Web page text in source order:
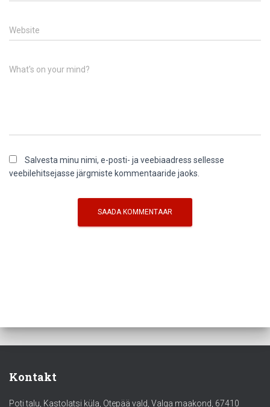
Website
What's on your mind?
Salvesta minu nimi, e-posti- ja veebiaadress sellesse
veebilehitsejasse järgmiste kommentaaride jaoks.
Kontakt
Poti talu, Kastolatsi küla, Otepää vald, Valga maakond, 67410